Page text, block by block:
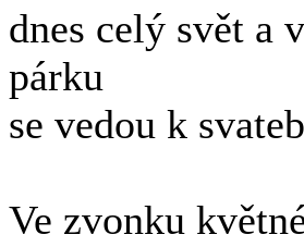
dnes celý svět a
párku
se vedou k
Ve zvonku